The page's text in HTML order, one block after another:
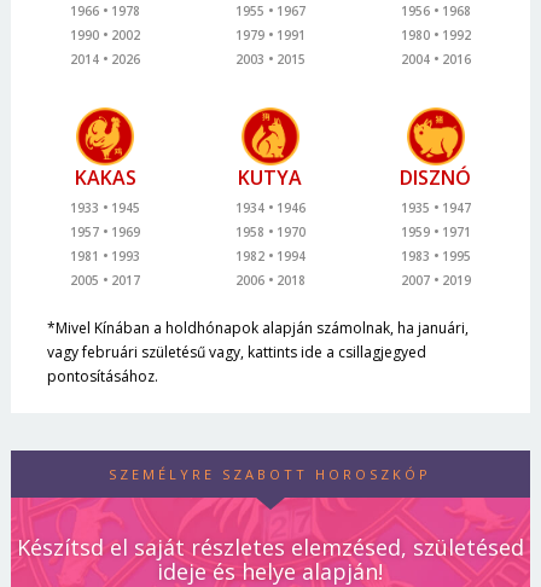
1966
1978
1990
2002
2014
2026
1955
1967
1979
1991
2003
2015
1956
1968
1980
1992
2004
2016
KAKAS
1933
1945
1957
1969
1981
1993
2005
2017
KUTYA
1934
1946
1958
1970
1982
1994
2006
2018
DISZNÓ
1935
1947
1959
1971
1983
1995
2007
2019
*Mivel Kínában a holdhónapok alapján számolnak, ha januári,
vagy februári születésű vagy, kattints ide a csillagjegyed
pontosításához.
SZEMÉLYRE SZABOTT HOROSZKÓP
Készítsd el saját részletes elemzésed, születésed
ideje és helye alapján!